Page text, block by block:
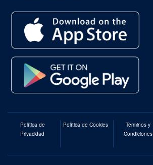
Política de
Privacidad
Política de Cookies
Términos y
Condiciones